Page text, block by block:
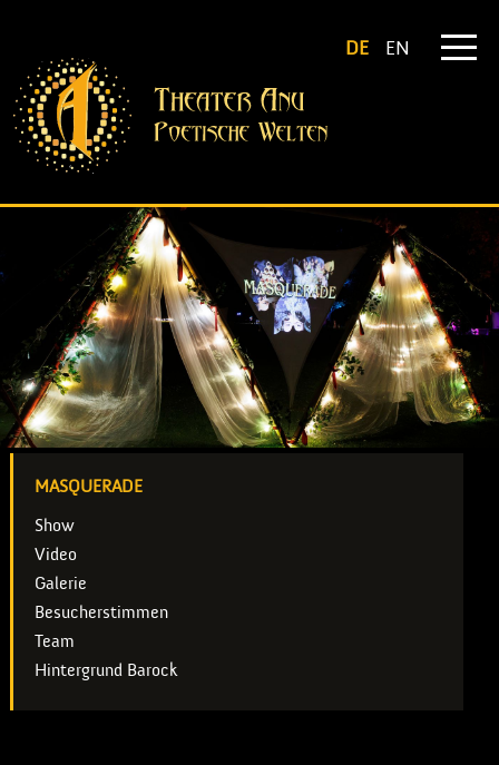
DE EN
MASQUERADE
Show
Video
Galerie
Besucherstimmen
Team
Hintergrund Barock